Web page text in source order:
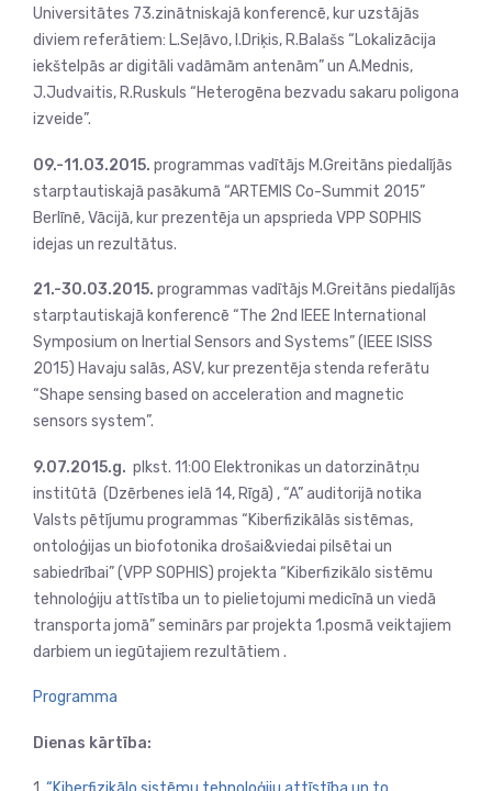
Universitātes 73.zinātniskajā konferencē, kur uzstājās
diviem referātiem: L.Seļāvo, I.Driķis, R.Balašs “Lokalizācija
iekštelpās ar digitāli vadāmām antenām” un A.Mednis,
J.Judvaitis, R.Ruskuls “Heterogēna bezvadu sakaru poligona
izveide”.
09.-11.03.2015. programmas vadītājs M.Greitāns piedalījās
starptautiskajā pasākumā “ARTEMIS Co-Summit 2015”
Berlīnē, Vācijā, kur prezentēja un apsprieda VPP SOPHIS
idejas un rezultātus.
21.-30.03.2015. programmas vadītājs M.Greitāns piedalījās
starptautiskajā konferencē “The 2nd IEEE International
Symposium on Inertial Sensors and Systems” (IEEE ISISS
2015) Havaju salās, ASV, kur prezentēja stenda referātu
“Shape sensing based on acceleration and magnetic
sensors system”.
9.07.2015.g. plkst. 11:00 Elektronikas un datorzinātņu
institūtā (Dzērbenes ielā 14, Rīgā) , “A” auditorijā notika
Valsts pētījumu programmas “Kiberfizikālās sistēmas,
ontoloģijas un biofotonika drošai&viedai pilsētai un
sabiedrībai” (VPP SOPHIS) projekta “Kiberfizikālo sistēmu
tehnoloģiju attīstība un to pielietojumi medicīnā un viedā
transporta jomā”seminārs par projekta 1.posmā veiktajiem
darbiem un iegūtajiem rezultātiem .
Programma
Dienas kārtība: